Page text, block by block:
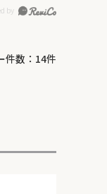
件数： 14件